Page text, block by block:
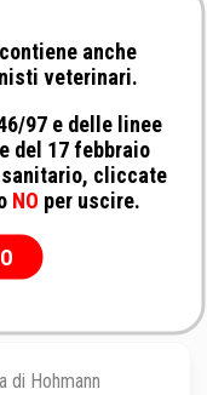
- Palpatore per
di Hohmann
anche
veterinari.
97 e delle linee
del 17 febbraio
cliccate
NO per uscire.